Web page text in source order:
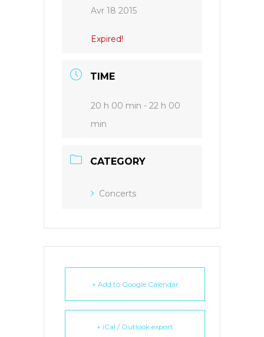
Avr 18 2015
Expired!
TIME
20 h 00 min - 22 h 00
min
CATEGORY
Concerts
+ Add to Google Calendar
+ iCal / Outlook export